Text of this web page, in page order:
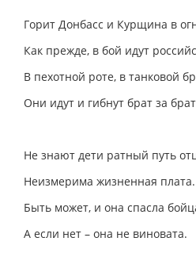
Горит Донбасс и Курщина в
Как прежде, в бой идут
В пехотной роте, в танковой
Они идут и гибнут брат за
Не знают дети ратный путь
Неизмерима жизненная плата.
Быть может, и она спасла
А если нет – она не виновата.